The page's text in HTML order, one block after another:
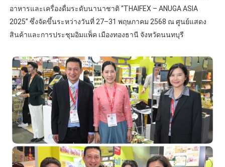
อาหารและเครื่องดื่มระดับนานาชาติ “THAIFEX – ANUGA ASIA
2025” ซึ่งจัดขึ้นระหว่างวันที่ 27–31 พฤษภาคม 2568 ณ ศูนย์แสดง
สินค้าและการประชุมอิมแพ็ค เมืองทองธานี จังหวัดนนทบุรี